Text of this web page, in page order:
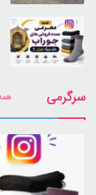
سرگرمی